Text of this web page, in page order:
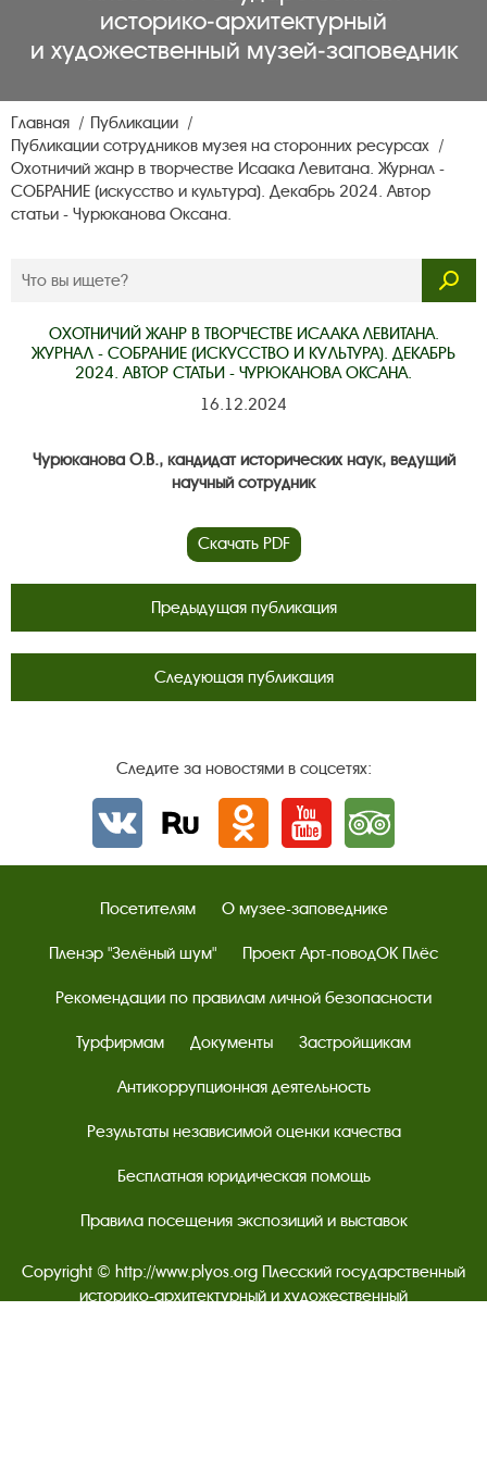
историко‑архитектурный
и художественный музей‑заповедник
Главная
Публикации
Публикации сотрудников музея на сторонних ресурсах
Охотничий жанр в творчестве Исаака Левитана. Журнал -
СОБРАНИЕ (искусство и культура). Декабрь 2024. Автор
статьи - Чурюканова Оксана.
ОХОТНИЧИЙ ЖАНР В ТВОРЧЕСТВЕ ИСААКА ЛЕВИТАНА.
ЖУРНАЛ - СОБРАНИЕ (ИСКУССТВО И КУЛЬТУРА). ДЕКАБРЬ
2024. АВТОР СТАТЬИ - ЧУРЮКАНОВА ОКСАНА.
16.12.2024
Чурюканова О.В., кандидат исторических наук, ведущий
научный сотрудник
Скачать PDF
Предыдущая публикация
Следующая публикация
Следите за новостями в соцсетях:
Вконтактеrutube Одноклассники
YouTube Трипадвизор
Посетителям О музее-заповеднике
Пленэр "Зелёный шум" Проект Арт-поводОК Плёс
Рекомендации по правилам личной безопасности
Турфирмам Документы Застройщикам
Антикоррупционная деятельность
Результаты независимой оценки качества
Бесплатная юридическая помощь
Правила посещения экспозиций и выставок
Copyright © http://www.plyos.org Плесский государственный
историко-архитектурный и художественный